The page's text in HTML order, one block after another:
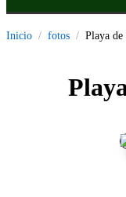
Inicio fotos Playa